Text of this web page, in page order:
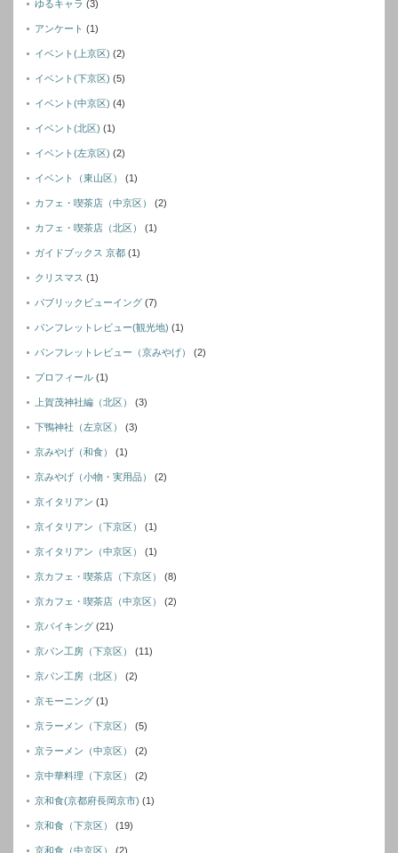
ゆるキャラ (3)
アンケート (1)
イベント(上京区) (2)
イベント(下京区) (5)
イベント(中京区) (4)
イベント(北区) (1)
イベント(左京区) (2)
イベント（東山区） (1)
カフェ・喫茶店（中京区） (2)
カフェ・喫茶店（北区） (1)
ガイドブックス 京都 (1)
クリスマス (1)
パブリックビューイング (7)
パンフレットレビュー(観光地) (1)
パンフレットレビュー（京みやげ） (2)
プロフィール (1)
上賀茂神社編（北区） (3)
下鴨神社（左京区） (3)
京みやげ（和食） (1)
京みやげ（小物・実用品） (2)
京イタリアン (1)
京イタリアン（下京区） (1)
京イタリアン（中京区） (1)
京カフェ・喫茶店（下京区） (8)
京カフェ・喫茶店（中京区） (2)
京バイキング (21)
京パン工房（下京区） (11)
京パン工房（北区） (2)
京モーニング (1)
京ラーメン（下京区） (5)
京ラーメン（中京区） (2)
京中華料理（下京区） (2)
京和食(京都府長岡京市) (1)
京和食（下京区） (19)
京和食（中京区） (2)